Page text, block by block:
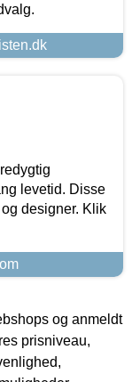
levetid. Disse
designer. Klik
og anmeldt
prisniveau,